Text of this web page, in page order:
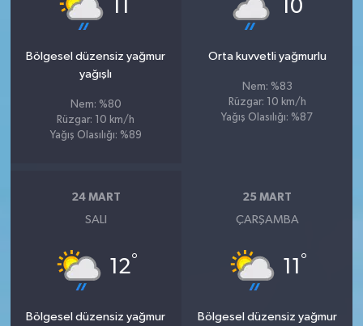
11
Bölgesel düzensiz yağmur
yağışlı
Nem: %80
Rüzgar: 10 km/h
Yağış Olasılığı: %89
10
Orta kuvvetli yağmurlu
Nem: %83
Rüzgar: 10 km/h
Yağış Olasılığı: %87
24 MART
SALI
12°
Bölgesel düzensiz yağmur
25 MART
ÇARŞAMBA
11 °
Bölgesel düzensiz yağmur